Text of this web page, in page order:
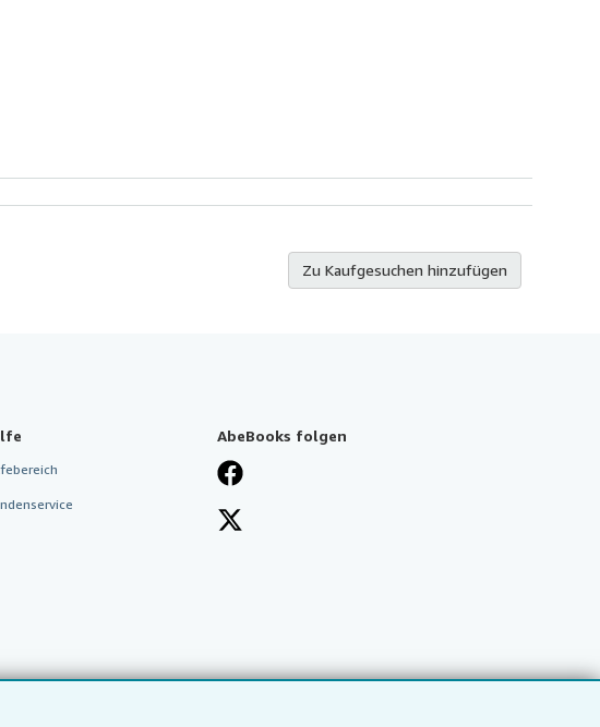
Zu Kaufgesuchen hinzufügen
AbeBooks folgen